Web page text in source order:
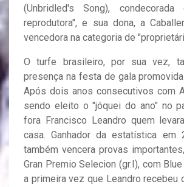
(Unbridled's Song), condecorada
reprodutora", e sua dona, a
vencedora na categoria de
O turfe brasileiro, por sua vez,
presença na festa de gala
Após dois anos consecutivos com
sendo eleito o "jóquei do ano" no
fora Francisco Leandro quem
casa. Ganhador da estatística em
também vencera provas
Gran Premio Selecion (gr.I), com
a primeira vez que Leandro recebeu